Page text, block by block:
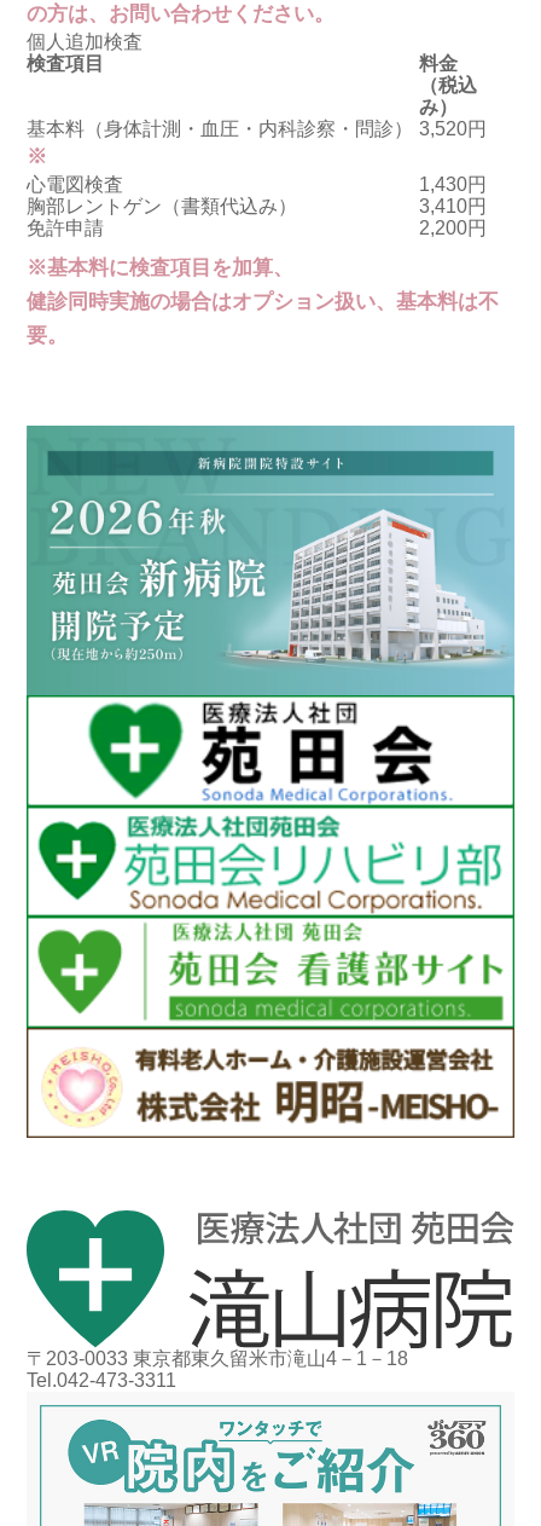
の方は、お問い合わせください。
個人追加検査
検査項目
料金
（税込
み）
基本料 （身体計測・血圧・内科診察・問診）
※
3,520円
心電図検査
1,430円
胸部レントゲン （書類代込み）
3,410円
免許申請
2,200円
※基本料に検査項目を加算、
健診同時実施の場合はオプション扱い、基本料は不
要。
〒203-0033 東京都東久留米市滝山4－1－18
Tel.042-473-3311